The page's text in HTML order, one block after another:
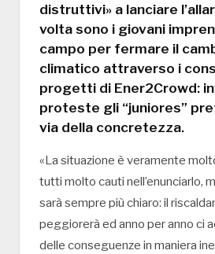
distruttivi» a lanciare
volta sono i giovani
campo per fermare il
climatico attraverso i
progetti di Ener2Crowd:
proteste gli “juniores”
via della concretezza.
«La situazione è veramente
tutti molto cauti nell’enunciarlo,
sarà sempre più chiaro: il
peggiorerà ed anno per anno ci
delle conseguenze in maniera